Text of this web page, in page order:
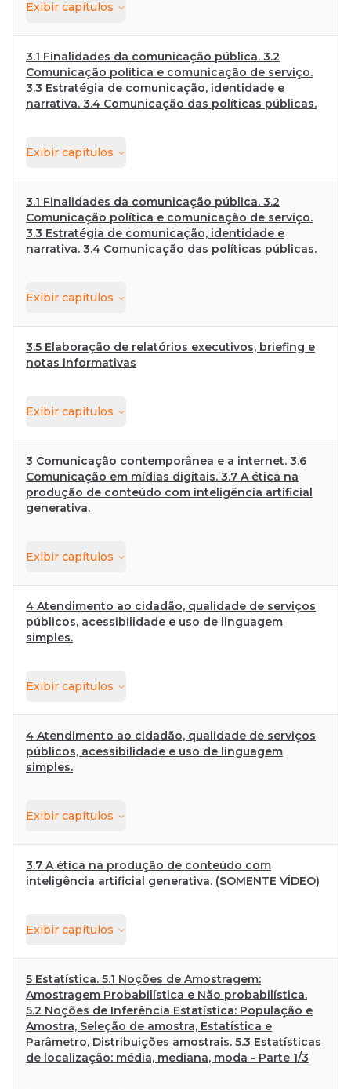
Exibir capítulos
3.1 Finalidades da comunicação pública. 3.2
Comunicação política e comunicação de serviço.
3.3 Estratégia de comunicação, identidade e
narrativa. 3.4 Comunicação das políticas públicas.
Exibir capítulos
3.1 Finalidades da comunicação pública. 3.2
Comunicação política e comunicação de serviço.
3.3 Estratégia de comunicação, identidade e
narrativa. 3.4 Comunicação das políticas públicas.
Exibir capítulos
3.5 Elaboração de relatórios executivos, briefing e
notas informativas
Exibir capítulos
3 Comunicação contemporânea e a internet. 3.6
Comunicação em mídias digitais. 3.7 A ética na
produção de conteúdo com inteligência artificial
generativa.
Exibir capítulos
4 Atendimento ao cidadão, qualidade de serviços
públicos, acessibilidade e uso de linguagem
simples.
Exibir capítulos
4 Atendimento ao cidadão, qualidade de serviços
públicos, acessibilidade e uso de linguagem
simples.
Exibir capítulos
3.7 A ética na produção de conteúdo com
inteligência artificial generativa. (SOMENTE VÍDEO)
Exibir capítulos
5 Estatística. 5.1 Noções de Amostragem:
Amostragem Probabilística e Não probabilística.
5.2 Noções de Inferência Estatística: População e
Amostra, Seleção de amostra, Estatística e
Parâmetro, Distribuições amostrais. 5.3 Estatísticas
de localização: média, mediana, moda - Parte 1/3